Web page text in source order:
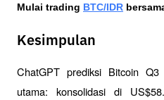
Mulai trading BTC/IDR
Kesimpulan
ChatGPT prediksi Bitcoin
utama: konsolidasi di